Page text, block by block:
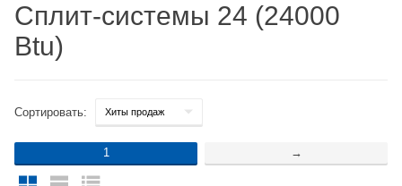
Сплит-системы 24 (24000
Btu)
Сортировать:
1 →